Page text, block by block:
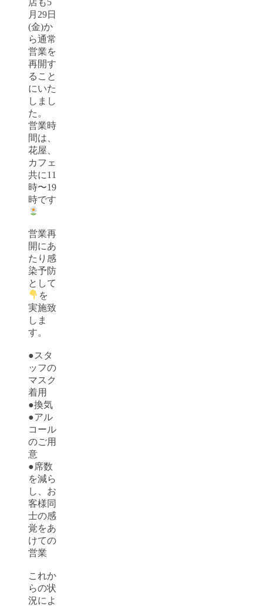
店も5
月29日
(金)か
ら通常
営業を
再開す
ること
にいた
しまし
た。
営業時
間は、
花屋、
カフェ
共に11
時〜19
時です
営業再
開にあ
たり感
染予防
として
を
実施致
しま
す。
●スタ
ッフの
マスク
着用
●換気
●アル
コール
のご用
意
●席数
を減ら
し、お
客様同
士の感
覚をあ
けての
営業
これか
らの状
況によ